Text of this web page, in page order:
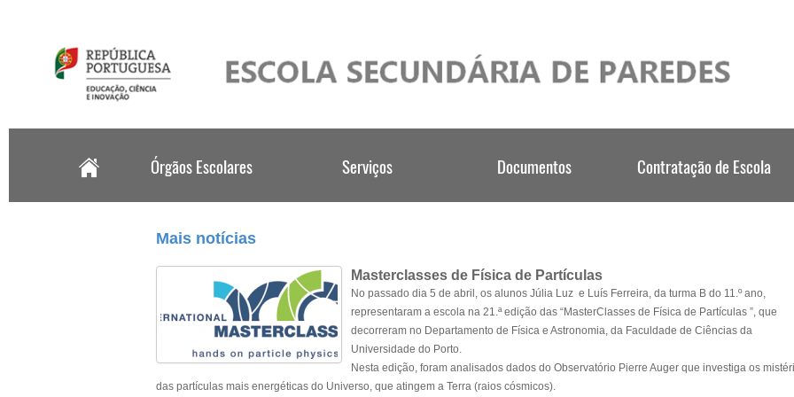
Mais notícias
Masterclasses de Física de Partículas
No passado dia 5 de abril, os alunos Júlia Luz e Luís Ferreira, da turma B do 11.º ano,
representaram a escola na 21.ª edição das “MasterClasses de Física de Partículas ”, que
decorreram no Departamento de Física e Astronomia, da Faculdade de Ciências da
Universidade do Porto.
Nesta edição, foram analisados dados do Observatório Pierre Auger que investiga os
das partículas mais energéticas do Universo, que atingem a Terra (raios cósmicos).